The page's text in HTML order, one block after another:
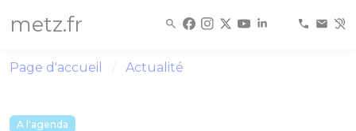
metz.fr
Page d'accueil Actualité
A l'agenda